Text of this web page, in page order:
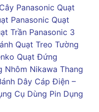
Panasonic Quạt
Panasonic Quạt
Trần Panasonic 3
Quạt Treo Tường
Quạt Đứng
Nhôm Nikawa Thang
Dây Cáp Điện –
Cụ Dùng Pin Dụng